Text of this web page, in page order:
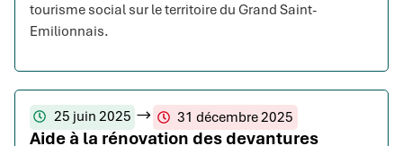
tourisme social sur le territoire du Grand Saint-
Emilionnais.
25 juin 2025 31 décembre 2025
Aide à la rénovation des devantures